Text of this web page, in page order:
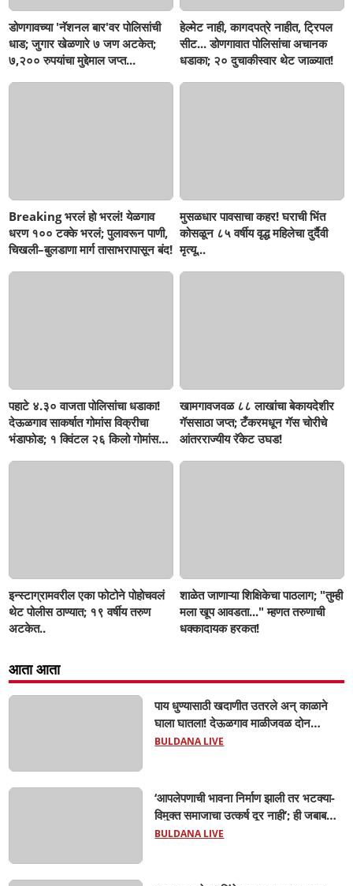
डोणगावच्या 'नॅशनल बार'वर पोलिसांची
धाड; जुगार खेळणारे ७ जण अटकेत;
७,२०० रुपयांचा मुद्देमाल जप्त...
हेल्मेट नाही, कागदपत्रे नाहीत, ट्रिपल
सीट... डोणगावात पोलिसांचा अचानक
धडाका; २० दुचाकीस्वार थेट जाळ्यात!
Breaking भरलं हो भरलं! येळगाव
धरण १०० टक्के भरलं; पुलावरून पाणी,
चिखली–बुलडाणा मार्ग तासाभरापासून बंद!
मुसळधार पावसाचा कहर! घराची भिंत
कोसळून ८५ वर्षीय वृद्ध महिलेचा दुर्दैवी
मृत्यू...
पहाटे ४.३० वाजता पोलिसांचा धडाका!
देऊळगाव साकर्षात गोमांस विक्रीचा
भंडाफोड; १ क्विंटल २६ किलो गोमांस
खामगावजवळ ८८ लाखांचा बेकायदेशीर
गॅससाठा जप्त; टँकरमधून गॅस चोरीचे
आंतरराज्यीय रॅकेट उघड!
इन्स्टाग्रामवरील एका फोटोने पोहोचवलं
थेट पोलीस ठाण्यात; १९ वर्षीय तरुण
अटकेत..
शाळेत जाणाऱ्या शिक्षिकेचा पाठलाग; "तुम्ही
मला खूप आवडता..." म्हणत तरुणाची
धक्कादायक हरकत!
आता आता
पाय धुण्यासाठी खदाणीत उतरले अन् काळाने
घाला घातला! देऊळगाव माळीजवळ दोन
चिमुकल्यांचा बुडून दुर्दैवी मृत्यू; कोराडी प्रकल्प
BULDANA LIVE
‘आपलेपणाची भावना निर्माण झाली तर भटक्या-
विमुक्त समाजाचा उत्कर्ष दूर नाही’; ही जबाबदारी
केवळ सरकारची नाही,आपल्या सर्वांची !
BULDANA LIVE